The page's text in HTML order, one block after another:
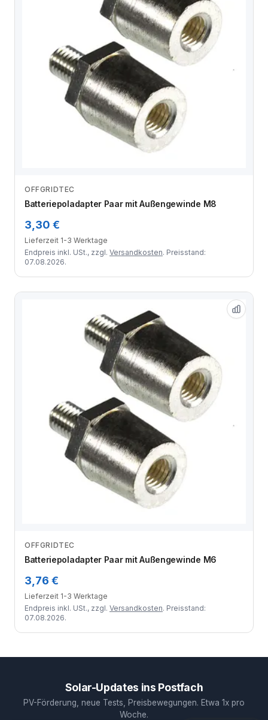
OFFGRIDTEC
Batteriepoladapter Paar mit Außengewinde M8
3,30 €
Lieferzeit 1-3 Werktage
Endpreis inkl. USt., zzgl. Versandkosten. Preisstand:
07.08.2026.
OFFGRIDTEC
Batteriepoladapter Paar mit Außengewinde M6
3,76 €
Lieferzeit 1-3 Werktage
Endpreis inkl. USt., zzgl. Versandkosten. Preisstand:
07.08.2026.
Solar-Updates ins Postfach
PV-Förderung, neue Tests, Preisbewegungen. Etwa 1x pro
Woche.